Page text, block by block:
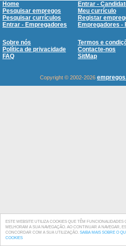
ESTE WEBSITE UTILIZA COOKIES QUE TÊM FUNCIONALIDADES
MELHORAM A SUA NAVEGAÇÃO. AO CONTINUAR A NAVEGAR,
CONCORDAR COM A SUA UTILIZAÇÃO. SAIBA MAIS SOBRE O
COOKIES
Home
Entrar -
Pesquisar empregos
Meu currículo
Pesquisar currículos
Registar
Entrar - Empregadores
Empregadores -
Sobre nós
Termos e
Política de privacidade
Contacte-nos
FAQ
SitMap
Copyright © 2002-2026